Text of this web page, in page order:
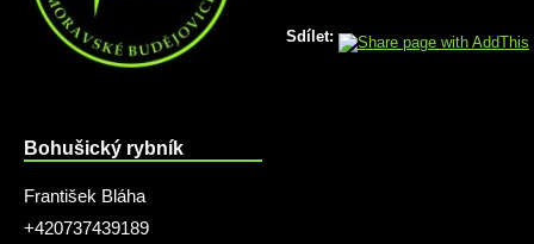
Bohušický rybník
František Bláha
+420737439189
Sdílet: